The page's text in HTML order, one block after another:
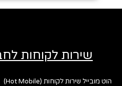
שירות לקוחות
הוט מובייל שירות לקוחות (Hot Mobile)